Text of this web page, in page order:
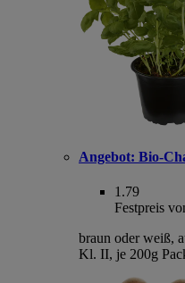
Angebot: Bio-
1.79
Festpreis
braun oder weiß,
Kl. II, je 200g